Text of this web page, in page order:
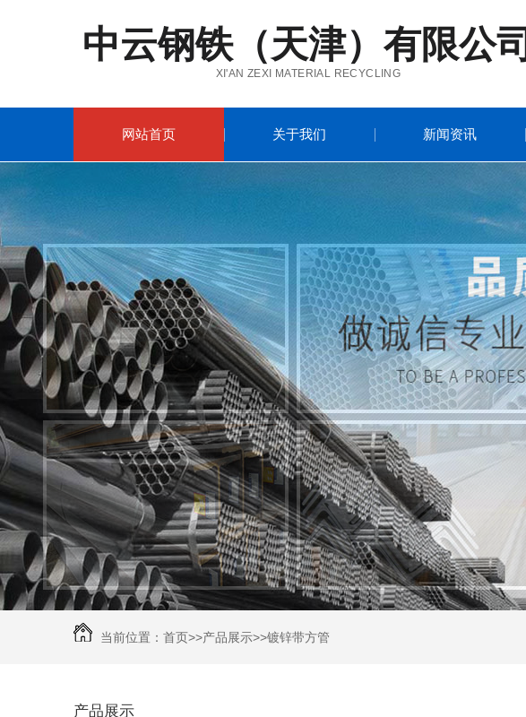
中云钢铁（天津）有限公司
XI'AN ZEXI MATERIAL RECYCLING
网站首页 关于我们 新闻资讯
当前位置： 首页>>产品展示>>镀锌带方管
产品展示